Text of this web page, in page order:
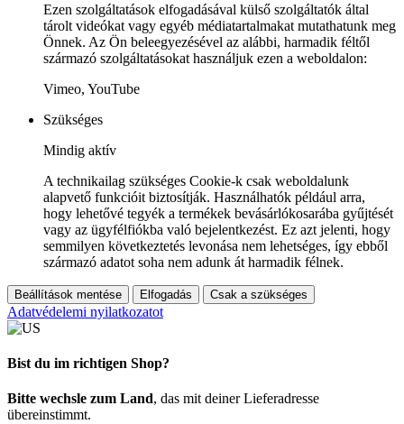
Ezen szolgáltatások elfogadásával külső szolgáltatók által
tárolt videókat vagy egyéb médiatartalmakat mutathatunk meg
Önnek. Az Ön beleegyezésével az alábbi, harmadik féltől
származó szolgáltatásokat használjuk ezen a weboldalon:
Vimeo, YouTube
Szükséges
Mindig aktív
A technikailag szükséges Cookie-k csak weboldalunk
alapvető funkcióit biztosítják. Használhatók például arra,
hogy lehetővé tegyék a termékek bevásárlókosarába gyűjtését
vagy az ügyfélfiókba való bejelentkezést. Ez azt jelenti, hogy
semmilyen következtetés levonása nem lehetséges, így ebből
származó adatot soha nem adunk át harmadik félnek.
Beállítások mentése Elfogadás Csak a szükséges
Adatvédelemi nyilatkozatot
Bist du im richtigen Shop?
Bitte wechsle zum Land, das mit deiner Lieferadresse
übereinstimmt.